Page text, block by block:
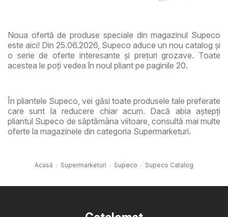
Noua ofertă de produse speciale din magazinul Supeco
este aici! Din 25.06.2026, Supeco aduce un nou catalog și
o serie de oferte interesante și prețuri grozave. Toate
acestea le poți vedea în noul pliant pe paginile 20.
În pliantele Supeco, vei găsi toate produsele tale preferate
care sunt la reducere chiar acum. Dacă abia aștepți
pliantul Supeco de săptămâna viitoare, consultă mai multe
oferte la magazinele din categoria Supermarketuri.
Acasă Supermarketuri Supeco Supeco Catalog